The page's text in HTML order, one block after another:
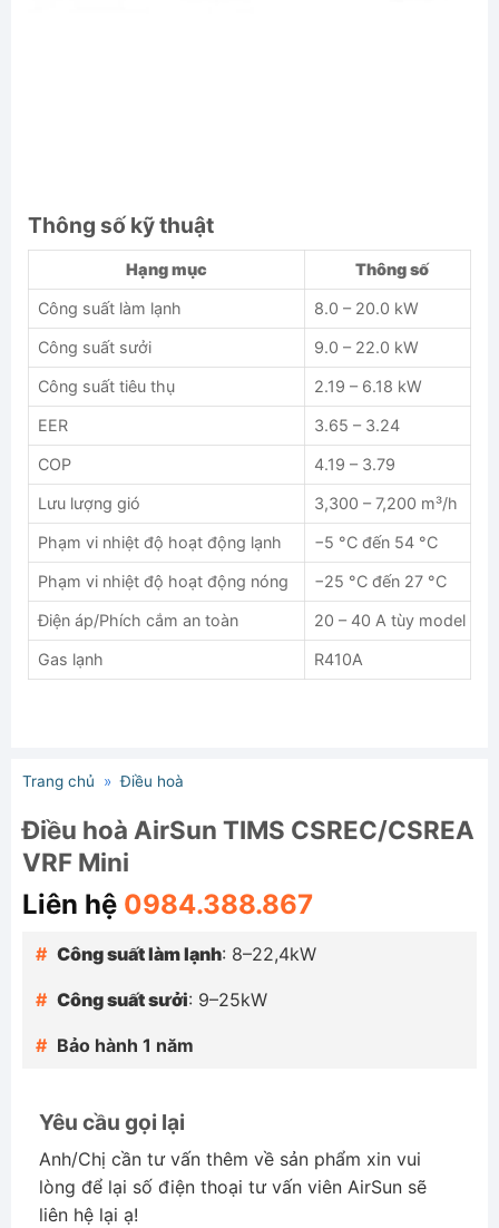
Thông số kỹ thuật
Hạng mục Thông số
Công suất làm lạnh 8.0 – 20.0 kW
Công suất sưởi 9.0 – 22.0 kW
Công suất tiêu thụ 2.19 – 6.18 kW
EER 3.65 – 3.24
COP 4.19 – 3.79
Lưu lượng gió 3,300 – 7,200 m³/h
Phạm vi nhiệt độ hoạt động lạnh −5 °C đến 54 °C
Phạm vi nhiệt độ hoạt động nóng −25 °C đến 27 °C
Điện áp/Phích cắm an toàn 20 – 40 A tùy model
Gas lạnh R410A
Trang chủ » Điều hoà
Điều hoà AirSun TIMS CSREC/CSREA
VRF Mini
Liên hệ 0984.388.867
Công suất làm lạnh: 8–22,4kW
Công suất sưởi: 9–25kW
Bảo hành 1 năm
Yêu cầu gọi lại
Anh/Chị cần tư vấn thêm về sản phẩm xin vui
lòng để lại số điện thoại tư vấn viên AirSun sẽ
liên hệ lại ạ!